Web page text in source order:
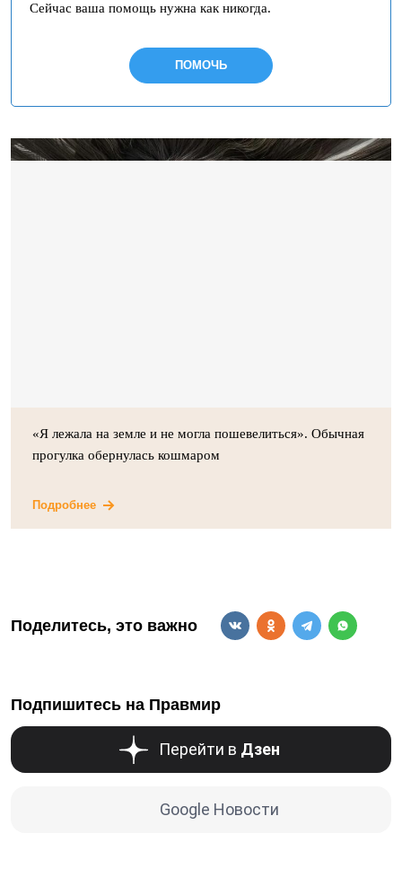
Сейчас ваша помощь нужна как никогда.
ПОМОЧЬ
«Я лежала на земле и не могла пошевелиться». Обычная
прогулка обернулась кошмаром
Подробнее
Поделитесь, это важно
Подпишитесь на Правмир
Перейти в Дзен
Google Новости